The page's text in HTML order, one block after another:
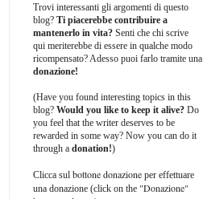
Trovi interessanti gli argomenti di questo
blog? Ti piacerebbe contribuire a
mantenerlo in vita? Senti che chi scrive
qui meriterebbe di essere in qualche modo
ricompensato? Adesso puoi farlo tramite una
donazione!
(Have you found interesting topics in this
blog? Would you like to keep it alive? Do
you feel that the writer deserves to be
rewarded in some way? Now you can do it
through a donation!)
Clicca sul bottone donazione per effettuare
una donazione (click on the "Donazione"